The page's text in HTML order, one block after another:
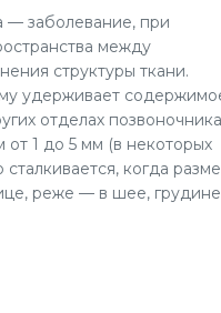
— заболевание, при
между
структуры ткани.
удерживает
отделах
1 до 5 мм (в некоторых
когда
реже — в шее,